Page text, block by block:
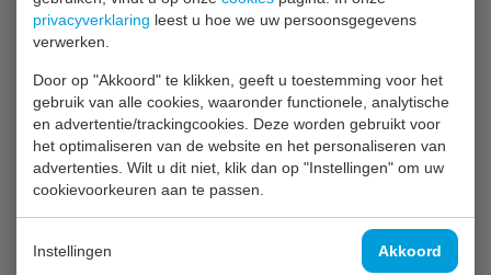
privacyverklaring leest u hoe we uw persoonsgegevens
verwerken.
Door op "Akkoord" te klikken, geeft u toestemming voor het
gebruik van alle cookies, waaronder functionele, analytische
en advertentie/trackingcookies. Deze worden gebruikt voor
het optimaliseren van de website en het personaliseren van
advertenties. Wilt u dit niet, klik dan op "Instellingen" om uw
cookievoorkeuren aan te passen.
Instellingen Akkoord
Sterke stalen buitenkant met gemakkelijk schoon te
maken ABS-interieur
Krachtige geforceerde luchtkoeling helpt een
consistente interne temperatuur te handhaven
8 verstelbare schappen voor flexibele opslag
Zorgeloze automatische ontdooiing
Intuïtieve digitale controller
LED-display
Effectieve isolatiedikte van 60 mm helpt de
Ook in vriesuitvoering